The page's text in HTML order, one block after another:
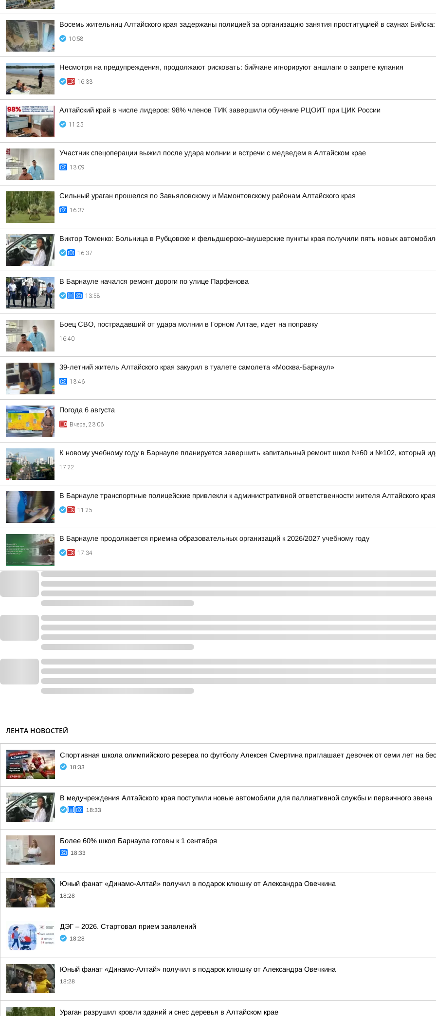
Восемь жительниц Алтайского края задержаны полицией за организацию занятия проституцией в саунах
10:58
Несмотря на предупреждения, продолжают рисковать: бийчане игнорируют аншлаги о запрете купания
16:33
Алтайский край в числе лидеров: 98% членов ТИК завершили обучение РЦОИТ при ЦИК России
11:25
Участник спецоперации выжил после удара молнии и встречи с медведем в Алтайском крае
13:09
Сильный ураган прошелся по Завьяловскому и Мамонтовскому районам Алтайского края
16:37
Виктор Томенко: Больница в Рубцовске и фельдшерско-акушерские пункты края получили пять новых
16:37
В Барнауле начался ремонт дороги по улице Парфенова
13:58
Боец СВО, пострадавший от удара молнии в Горном Алтае, идет на поправку
16:40
39-летний житель Алтайского края закурил в туалете самолета «Москва-Барнаул»
13:46
Погода 6 августа
Вчера, 23:06
К новому учебному году в Барнауле планируется завершить капитальный ремонт школ №60 и №102, который
17:22
В Барнауле транспортные полицейские привлекли к административной ответственности жителя Алтайского
11:25
В Барнауле продолжается приемка образовательных организаций к 2026/2027 учебному году
17:34
ЛЕНТА НОВОСТЕЙ
Спортивная школа олимпийского резерва по футболу Алексея Смертина приглашает девочек от семи лет на
18:33
В медучреждения Алтайского края поступили новые автомобили для паллиативной службы и первичного звена
18:33
Более 60% школ Барнаула готовы к 1 сентября
18:33
Юный фанат «Динамо-Алтай» получил в подарок клюшку от Александра Овечкина
18:28
ДЭГ – 2026. Стартовал прием заявлений
18:28
Юный фанат «Динамо-Алтай» получил в подарок клюшку от Александра Овечкина
18:28
Ураган разрушил кровли зданий и снес деревья в Алтайском крае